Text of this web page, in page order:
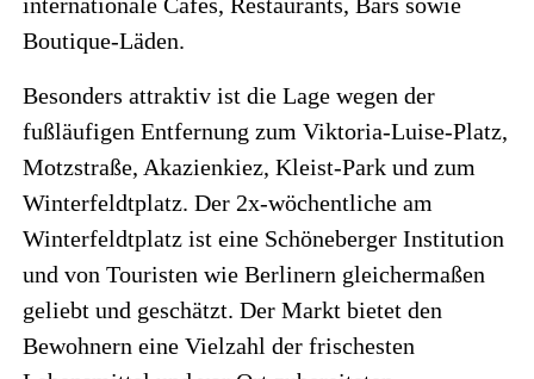
Boutique-Läden.
Besonders attraktiv ist die Lage wegen der
fußläufigen Entfernung zum Viktoria-Luise-Platz,
Motzstraße, Akazienkiez, Kleist-Park und zum
Winterfeldtplatz. Der 2x-wöchentliche am
Winterfeldtplatz ist eine Schöneberger Institution
und von Touristen wie Berlinern gleichermaßen
geliebt und geschätzt. Der Markt bietet den
Bewohnern eine Vielzahl der frischesten